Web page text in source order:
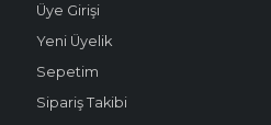
Üye Girişi
Yeni Üyelik
Sepetim
Sipariş Takibi